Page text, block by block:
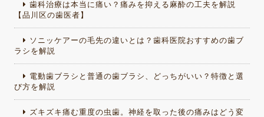
歯科治療は本当に痛い？痛みを抑える麻酔の工夫を解説
【品川区の歯医者】
ソニッケアーの毛先の違いとは？歯科医院おすすめの歯ブ
ラシを解説
電動歯ブラシと普通の歯ブラシ、どっちがいい？特徴と選
び方を解説
ズキズキ痛む重度の虫歯。神経を取った後の痛みはどう変